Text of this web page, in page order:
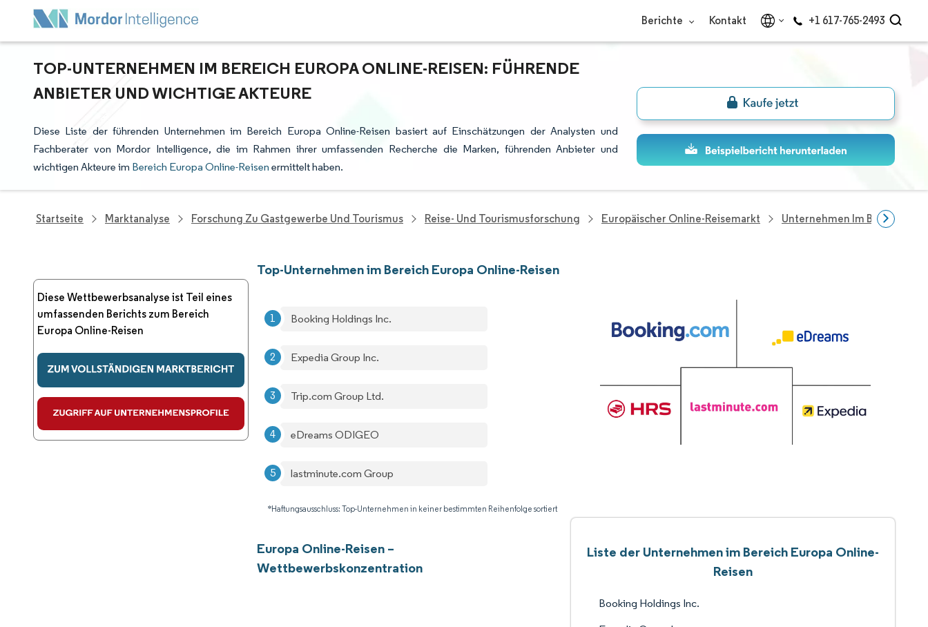
Berichte Kontakt +1 617-765-2493
TOP-UNTERNEHMEN IM BEREICH EUROPA ONLINE-REISEN: FÜHRENDE
ANBIETER UND WICHTIGE AKTEURE
Diese Liste der führenden Unternehmen im Bereich Europa Online-Reisen basiert auf Einschätzungen der Analysten und
Fachberater von Mordor Intelligence, die im Rahmen ihrer umfassenden Recherche die Marken, führenden Anbieter und
wichtigen Akteure im Bereich Europa Online-Reisen ermittelt haben.
Startseite Marktanalyse Forschung Zu Gastgewerbe Und Tourismus Reise- Und Tourismusforschung Europäischer Online-Reisemarkt Unternehmen Im Bereich
Diese Wettbewerbsanalyse ist Teil eines
umfassenden Berichts zum Bereich
Europa Online-Reisen
Top-Unternehmen im Bereich Europa Online-Reisen
Booking Holdings Inc.
Expedia Group Inc.
Trip.com Group Ltd.
eDreams ODIGEO
lastminute.com Group
*Haftungsausschluss: Top-Unternehmen in keiner bestimmten Reihenfolge sortiert
Europa Online-Reisen –
Wettbewerbskonzentration
Liste der Unternehmen im Bereich Europa Online-
Reisen
Booking Holdings Inc.